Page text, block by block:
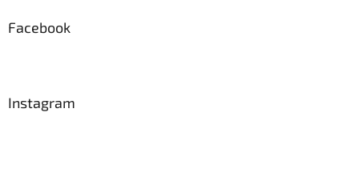
Facebook
Instagram